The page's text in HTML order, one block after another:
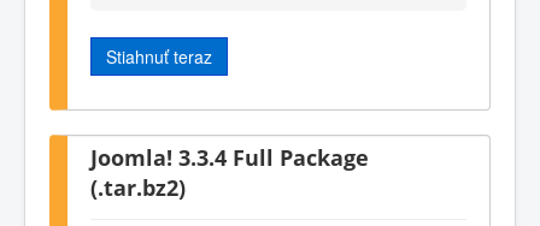
Stiahnuť teraz
Joomla! 3.3.4 Full Package
(.tar.bz2)